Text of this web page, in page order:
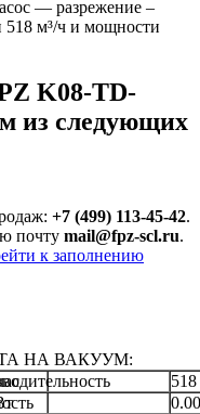
— разрежение –
518 м³/ч и мощности
K08-TD-
из следующих
+7 (499) 113-45-42.
почту mail@fpz-scl.ru.
к заполнению
НА ВАКУУМ: